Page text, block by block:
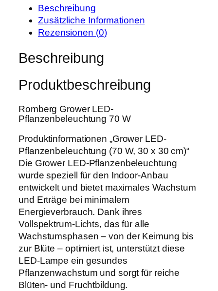
i
s
w
r
1
5
0
,
0
€
:
1
1
,
9
9
€
.
o
e
L
E
D
-
P
f
l
a
n
z
e
n
b
e
l
Beschreibung
Zusätzliche Informationen
Rezensionen (0)
Beschreibung
Produktbeschreibung
Romberg Grower LED-
Pflanzenbeleuchtung 70 W
Produktinformationen „Grower LED-
Pflanzenbeleuchtung (70 W, 30 x 30 cm)“
Die Grower LED-Pflanzenbeleuchtung
wurde speziell für den Indoor-Anbau
entwickelt und bietet maximales Wachstum
und Erträge bei minimalem
Energieverbrauch. Dank ihres
Vollspektrum-Lichts, das für alle
Wachstumsphasen – von der Keimung bis
zur Blüte – optimiert ist, unterstützt diese
LED-Lampe ein gesundes
Pflanzenwachstum und sorgt für reiche
Blüten- und Fruchtbildung.